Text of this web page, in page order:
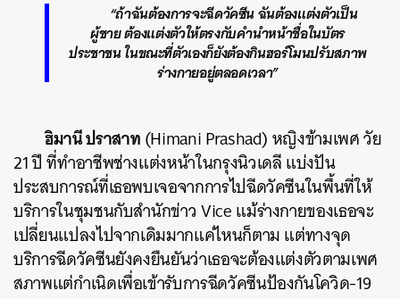
“ถ้าฉันต้องการจะฉีดวัคซีน ฉันต้องแต่งตัวเป็น
ผู้ชาย ต้องแต่งตัวให้ตรงกับคำนำหน้าชื่อในบัตร
ประชาชน ในขณะที่ตัวเองก็ยังต้องกินฮอร์โมนปรับสภาพ
ร่างกายอยู่ตลอดเวลา”
ฮิมานี ปราสาท(Himani Prashad) หญิงข้ามเพศ วัย
21 ปี ที่ทำอาชีพช่างแต่งหน้าในกรุงนิวเดลี แบ่งปัน
ประสบการณ์ที่เธอพบเจอจากการไปฉีดวัคซีนในพื้นที่ให้
บริการในชุมชนกับสำนักข่าว Vice แม้ร่างกายของเธอจะ
เปลี่ยนแปลงไปจากเดิมมากแค่ไหนก็ตาม แต่ทางจุด
บริการฉีดวัคซีนยังคงยืนยันว่าเธอจะต้องแต่งตัวตามเพศ
สภาพแต่กำเนิดเพื่อเข้ารับการฉีดวัคซีนป้องกันโควิด-19